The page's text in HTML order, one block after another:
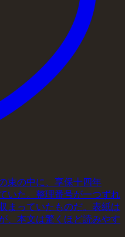
束の中に、享保十四年
いた。整理番号が一つずれ
まっていたものだ。表紙は
、本文は驚くほど読みやす